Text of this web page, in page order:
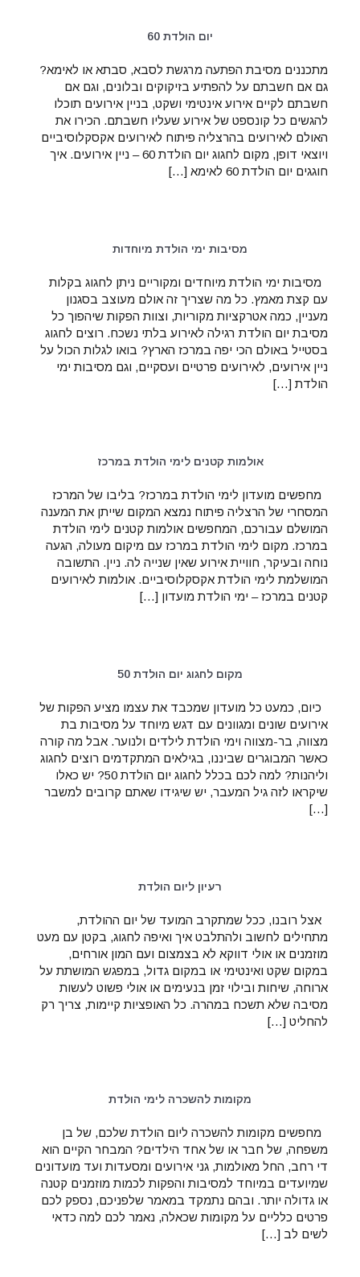
יום הולדת 60
מתכננים מסיבת הפתעה מרגשת לסבא, סבתא או לאימא?
גם אם חשבתם על להפתיע בזיקוקים ובלונים, וגם אם
חשבתם לקיים אירוע אינטימי ושקט, בניין אירועים תוכלו
להגשים כל קונספט של אירוע שעליו חשבתם. הכירו את
האולם לאירועים בהרצליה פיתוח לאירועים אקסקלוסיביים
ויוצאי דופן, מקום לחגוג יום הולדת 60 – ניין אירועים. איך
חוגגים יום הולדת 60 לאימא […]
מסיבות ימי הולדת מיוחדות
מסיבות ימי הולדת מיוחדים ומקוריים ניתן לחגוג בקלות
עם קצת מאמץ. כל מה שצריך זה אולם מעוצב בסגנון
מעניין, כמה אטרקציות מקוריות, וצוות הפקות שיהפוך כל
מסיבת יום הולדת רגילה לאירוע בלתי נשכח. רוצים לחגוג
בסטייל באולם הכי יפה במרכז הארץ? בואו לגלות הכול על
ניין אירועים, לאירועים פרטיים ועסקיים, וגם מסיבות ימי
הולדת […]
אולמות קטנים לימי הולדת במרכז
מחפשים מועדון לימי הולדת במרכז? בליבו של המרכז
המסחרי של הרצליה פיתוח נמצא המקום שייתן את המענה
המושלם עבורכם, המחפשים אולמות קטנים לימי הולדת
במרכז. מקום לימי הולדת במרכז עם מיקום מעולה, הגעה
נוחה ובעיקר, חוויית אירוע שאין שנייה לה. ניין. התשובה
המושלמת לימי הולדת אקסקלוסיביים. אולמות לאירועים
קטנים במרכז – ימי הולדת מועדון […]
מקום לחגוג יום הולדת 50
כיום, כמעט כל מועדון שמכבד את עצמו מציע הפקות של
אירועים שונים ומגוונים עם דגש מיוחד על מסיבות בת
מצווה, בר-מצווה וימי הולדת לילדים ולנוער. אבל מה קורה
כאשר המבוגרים שביננו, בגילאים המתקדמים רוצים לחגוג
וליהנות? למה לכם בכלל לחגוג יום הולדת 50? יש כאלו
שיקראו לזה גיל המעבר, יש שיגידו שאתם קרובים למשבר
[…]
רעיון ליום הולדת
אצל רובנו, ככל שמתקרב המועד של יום ההולדת,
מתחילים לחשוב ולהתלבט איך ואיפה לחגוג, בקטן עם מעט
מוזמנים או אולי דווקא לא בצמצום ועם המון אורחים,
במקום שקט ואינטימי או במקום גדול, במפגש המושתת על
ארוחה, שיחות ובילוי זמן בנעימים או אולי פשוט לעשות
מסיבה שלא תשכח במהרה. כל האופציות קיימות, צריך רק
להחליט […]
מקומות להשכרה לימי הולדת
מחפשים מקומות להשכרה ליום הולדת שלכם, של בן
משפחה, של חבר או של אחד הילדים? המבחר הקיים הוא
די רחב, החל מאולמות, גני אירועים ומסעדות ועד מועדונים
שמיועדים במיוחד למסיבות והפקות לכמות מוזמנים קטנה
או גדולה יותר. ובהם נתמקד במאמר שלפניכם, נספק לכם
פרטים כלליים על מקומות שכאלה, נאמר לכם למה כדאי
לשים לב […]